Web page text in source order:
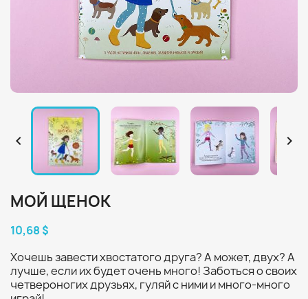
 
МОЙ ЩЕНОК
10,68 $
Хочешь завести хвостатого друга? А может, двух? А
лучше, если их будет очень много! Заботься о своих
четвероногих друзьях, гуляй с ними и много-много